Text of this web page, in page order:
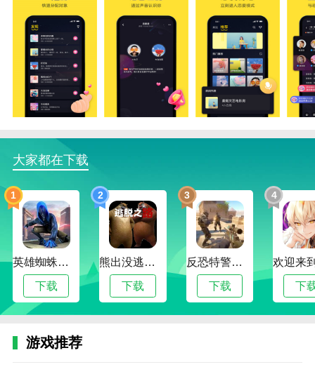
恋爱物语优势介绍
1。【热门话题】有趣的聊天为您提供互联网上的热门
话题和各种热门话题，让您聊天既不太热也不太冷。
2。【志同道合】这里有很多兴趣圈，在这里你可以找
到和你兴趣相投的朋友。
让你兴奋的声音时，快速接话脱单不是梦。
4。【主题房间】你可以开设一个聊天室，结识你最喜
欢的朋友，并与他们谈论感兴趣的话题。
5。【互动交流】参与各种有趣的话题，真人的声音和
视频，防止人们见光就死，与真人聊天。
大家都在下载
1
英雄蜘蛛侠绳索格斗城市模拟器
下载
2
熊出没逃脱之路
下载
3
反恐特警行动
下载
4
下
游戏推荐